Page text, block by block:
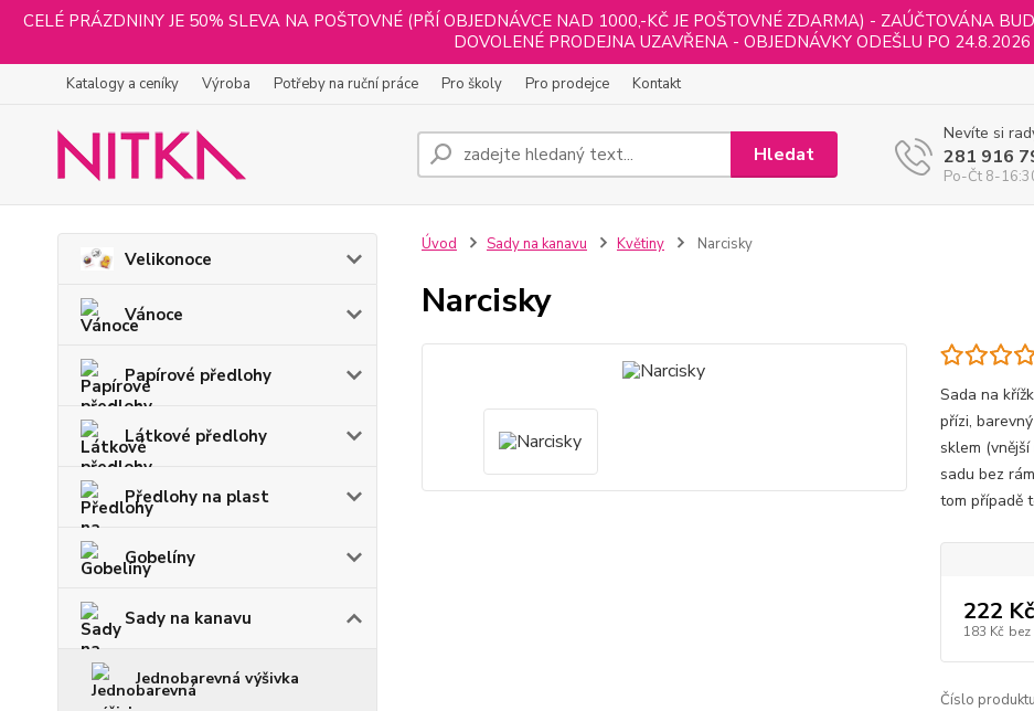
CELÉ PRÁZDNINY JE 50% SLEVA NA POŠTOVNÉ (PŘÍ OBJEDNÁVCE NAD 1000,-KČ JE POŠTOVNÉ ZDARMA) - ZAÚČTOVÁNA
DOVOLENÉ PRODEJNA UZAVŘENA - OBJEDNÁVKY ODEŠLU PO 24.8.2026
Katalogy a ceníky Výroba Potřeby na ruční práce Pro školy Pro prodejce Kontakt
Hledat
Nevíte si
281 916
Po-Čt 8-
Velikonoce
Vánoce
Papírové předlohy
Látkové předlohy
Předlohy na plast
Gobelíny
Sady na kanavu
Jednobarevná výšivka
Úvod Sady na kanavu Květiny Narcisky
Narcisky
Sada na
přízi,
sklem
sadu bez
tom případě
222 Kč
183 Kč bez
Číslo